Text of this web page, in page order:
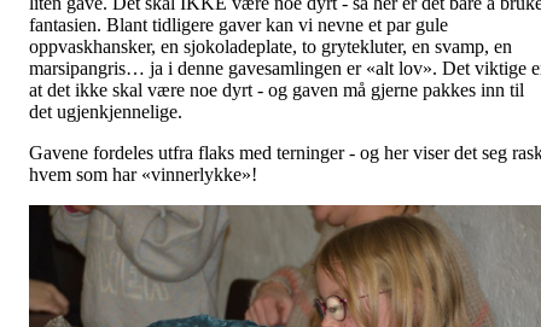
fantasien. Blant tidligere gaver kan vi nevne et par gule
oppvaskhansker, en sjokoladeplate, to grytekluter, en svamp, en
marsipangris… ja i denne gavesamlingen er «alt lov». Det viktige
at det ikke skal være noe dyrt - og gaven må gjerne pakkes inn til
det ugjenkjennelige.
Gavene fordeles utfra flaks med terninger - og her viser det seg
hvem som har «vinnerlykke»!